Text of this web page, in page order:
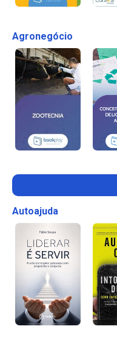
Agronegócio
Autoajuda